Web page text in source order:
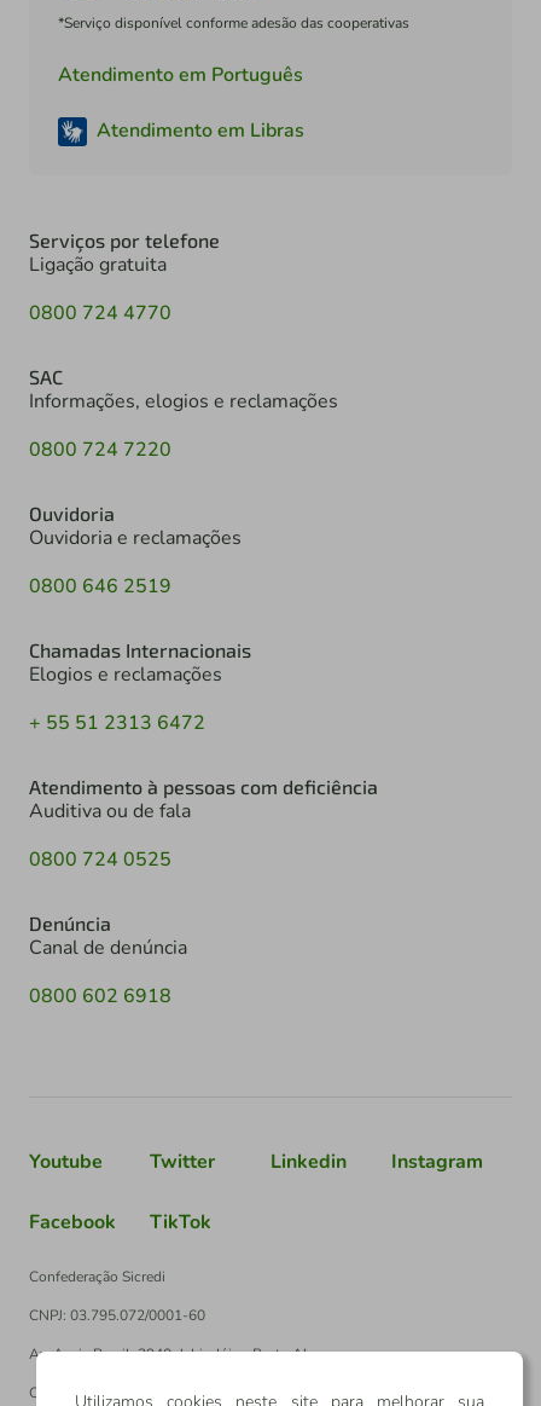
*Serviço disponível conforme adesão das cooperativas
Atendimento em Português
Atendimento em Libras
Serviços por telefone
Ligação gratuita
0800 724 4770
SAC
Informações, elogios e reclamações
0800 724 7220
Ouvidoria
Ouvidoria e reclamações
0800 646 2519
Chamadas Internacionais
Elogios e reclamações
+ 55 51 2313 6472
Atendimento à pessoas com deficiência
Auditiva ou de fala
0800 724 0525
Denúncia
Canal de denúncia
0800 602 6918
Youtube Twitter Linkedin Instagram
Facebook TikTok
Confederação Sicredi
CNPJ: 03.795.072/0001-60
Av. Assis Brasil, 3940, J. Lindóia - Porto Alegre
CEP: 91010-003Utilizamos cookies neste site para melhorar sua